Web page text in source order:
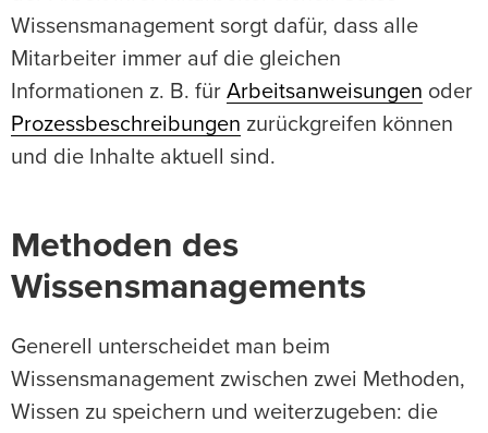
Wissensmanagement sorgt dafür, dass alle
Mitarbeiter immer auf die gleichen
Informationen z. B. für Arbeitsanweisungen oder
Prozessbeschreibungen zurückgreifen können
und die Inhalte aktuell sind.
Methoden des
Wissensmanagements
Generell unterscheidet man beim
Wissensmanagement zwischen zwei Methoden,
Wissen zu speichern und weiterzugeben: die